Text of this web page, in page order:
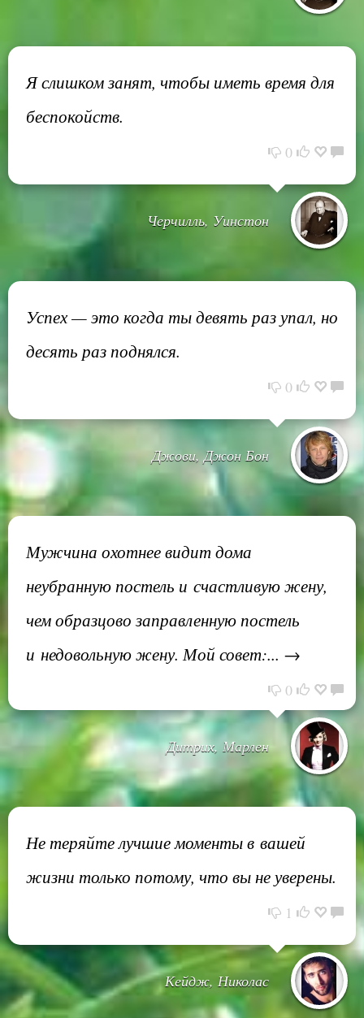
Я слишком занят, чтобы иметь время для
беспокойств.
0
Черчилль, Уинстон
Успех — это когда ты девять раз упал, но
десять раз поднялся.
0
Джови, Джон Бон
Мужчина охотнее видит дома
неубранную постель и счастливую жену,
чем образцово заправленную постель
и недовольную жену. Мой совет:... →
0
Дитрих, Марлен
Не теряйте лучшие моменты в вашей
жизни только потому, что вы не уверены.
1
Кейдж, Николас